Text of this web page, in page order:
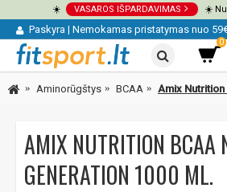
☀️ VASAROS IŠPARDAVIMAS ☀️
Paskyra | Nemokamas pristatymas nuo
0
Aminorūgštys BCAA
AMIX NUTRITION BCAA
GENERATION 1000 ML.